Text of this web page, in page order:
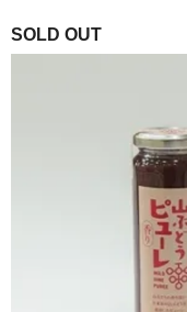
SOLD OUT